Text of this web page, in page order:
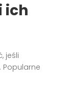
ich
jeśli
Popularne